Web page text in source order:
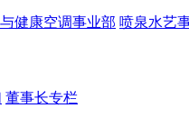
健康空调事业部 喷泉水艺
董事长专栏